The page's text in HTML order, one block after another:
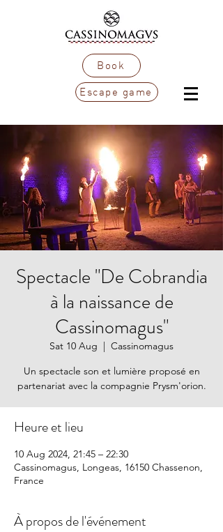
Book
Escape game
Spectacle "De Cobrandia
à la naissance de
Cassinomagus"
Sat 10 Aug
  |
Cassinomagus
Un spectacle son et lumière proposé en
partenariat avec la compagnie Prysm'orion.
Heure et lieu
10 Aug 2024, 21:45 – 22:30
Cassinomagus, Longeas, 16150 Chassenon,
France
À propos de l'événement